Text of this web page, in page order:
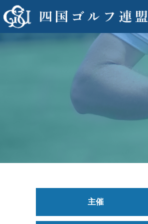
主催